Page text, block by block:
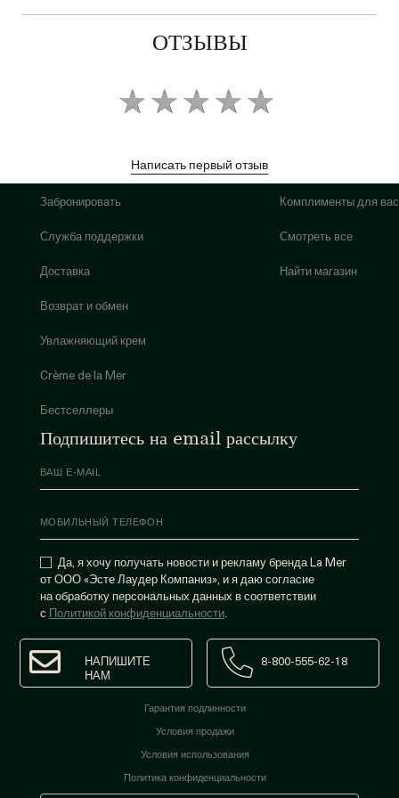
ОТЗЫВЫ
Написать первый отзыв
Забронировать
Служба поддержки
Доставка
Возврат и обмен
Увлажняющий крем
Crème de la Mer
Бестселлеры
Комплименты для вас
Смотреть все
Найти магазин
Подпишитесь на email рассылку
Да, я хочу получать новости и рекламу бренда La Mer
от ООО «Эсте Лаудер Компаниз», и я даю согласие
на обработку персональных данных в соответствии
с Политикой конфиденциальности.
НАПИШИТЕ
НАМ
8-800-555-62-18
Гарантия подлинности
Условия продажи
Условия использования
Политика конфиденциальности